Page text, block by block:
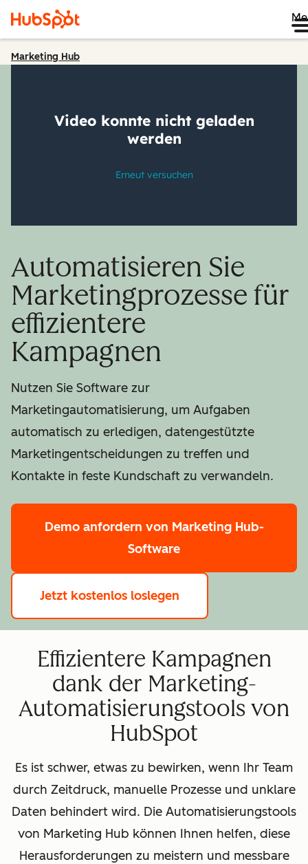
Marketing Hub
Automatisieren Sie
Marketingprozesse für
effizientere
Kampagnen
Nutzen Sie Software zur
Marketingautomatisierung, um Aufgaben
automatisch zu erledigen, datengestützte
Marketingentscheidungen zu treffen und
Kontakte in feste Kundschaft zu verwandeln.
Demo anfordern von Marketing Hub-
Software
Jetzt kostenlos loslegen
Effizientere Kampagnen
dank der Marketing-
Automatisierungstools von
HubSpot
Es ist schwer, etwas zu bewirken, wenn Ihr Team
durch Zeitdruck, manuelle Prozesse und unklare
Daten behindert wird. Die Automatisierungstools
von Marketing Hub können Ihnen helfen, diese
Herausforderungen zu meistern und messbare